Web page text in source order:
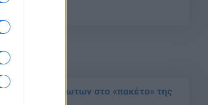
στήριξη ευάλωτων στο «πακέτο» της